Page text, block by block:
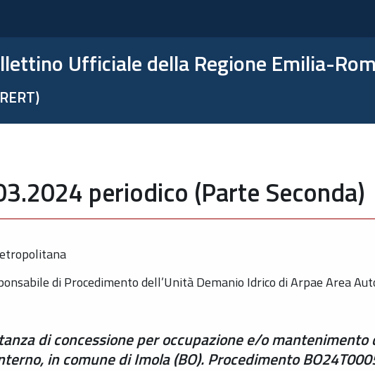
Ufficiale della Regione Emilia-
periodico (Parte Seconda)
di Procedimento dell’Unità Demanio Idrico di Arpae Area
di concessione per occupazione e/o
in comune di Imola (BO). Procedimento